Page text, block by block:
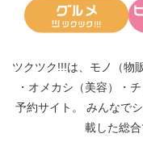
ツクツク!!!は、 モノ（物
・ オメカシ（美容） ・ チ
予約サイト。
みんなで
載した総合